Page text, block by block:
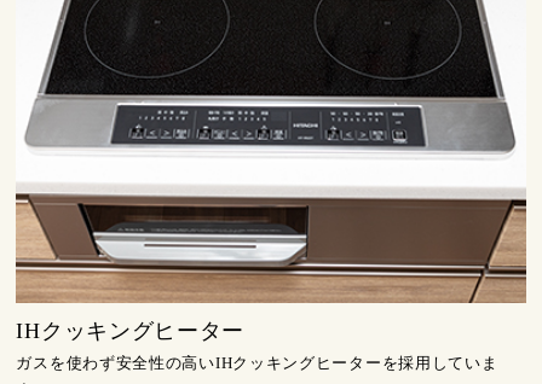
IHクッキングヒーター
ガスを使わず安全性の高いIHクッキングヒーターを採用していま